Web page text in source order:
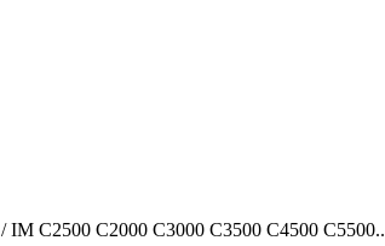
С2500 C2000 C3000 С3500 C4500 С5500..